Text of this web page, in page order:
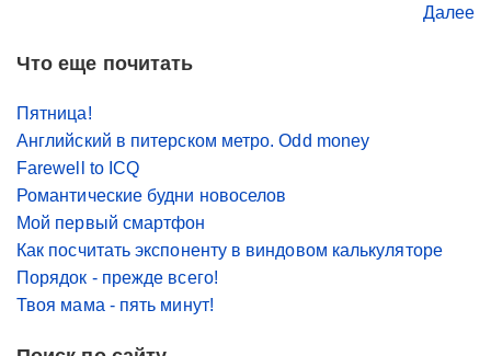
Далее
Что еще почитать
Пятница!
Английский в питерском метро. Odd money
Farewell to ICQ
Романтические будни новоселов
Мой первый смартфон
Как посчитать экспоненту в виндовом калькуляторе
Порядок - прежде всего!
Твоя мама - пять минут!